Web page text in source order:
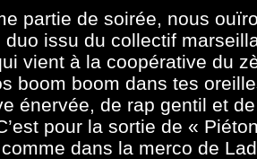
partie de soirée, nous
duo issu du collectif
vient à la coopérative du
boom boom dans tes
énervée, de rap gentil et
pour la sortie de «
dans la merco de